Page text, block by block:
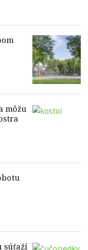
môžu
súťaží